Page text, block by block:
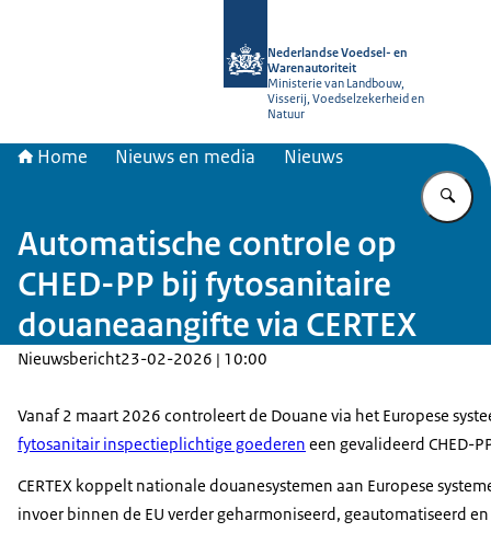
Nederlandse Voedsel- en
Warenautoriteit
Ministerie van Landbouw,
Visserij, Voedselzekerheid en
Natuur
Home Nieuws en media Nieuws
Automatische controle op
CHED-PP bij fytosanitaire
douaneaangifte via CERTEX
Nieuwsbericht23-02-2026 | 10:00
Vanaf 2 maart 2026 controleert de Douane via het Europese
fytosanitair inspectieplichtige goederen een gevalideerd CHED-
CERTEX koppelt nationale douanesystemen aan Europese
invoer binnen de EU verder geharmoniseerd, geautomatiseerd